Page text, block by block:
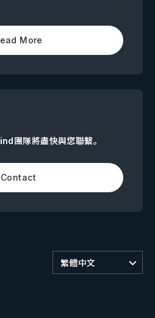
More
團隊將盡快與您聯繫。
Contact
繁體中文